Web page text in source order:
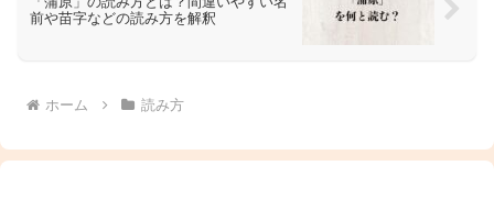
前や苗字などの読み方を解釈
ホーム 読み方